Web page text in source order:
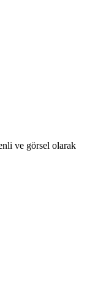
ve görsel olarak